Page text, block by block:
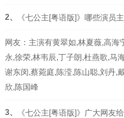
2、 《七公主[粤语版]》哪些演员
网友：主演有黄翠如,林夏薇,高海
永,徐荣,林韦辰,丁子朗,杜燕歌,马
谢东闵,蔡菀庭,陈滢,陈山聪,刘丹,
欣,陈国峰
3、 《七公主[粤语版]》广大网友